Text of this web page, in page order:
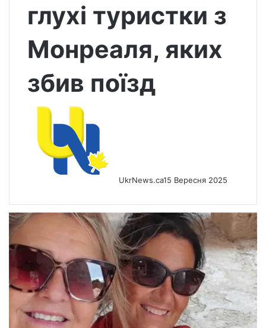
глухі туристки з
Монреаля, яких
збив поїзд
UkrNews.ca15 Вересня 2025